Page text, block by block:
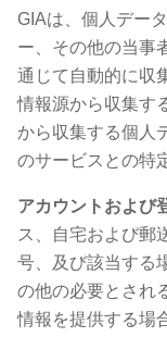
GIAは、個人デー
ー、その他の当事
通じて自動的に収
情報源から収集す
から収集する個人
のサービスとの特
アカウントおよび
ス、自宅および郵
号、及び該当する
の他の必要とされ
情報を提供する場